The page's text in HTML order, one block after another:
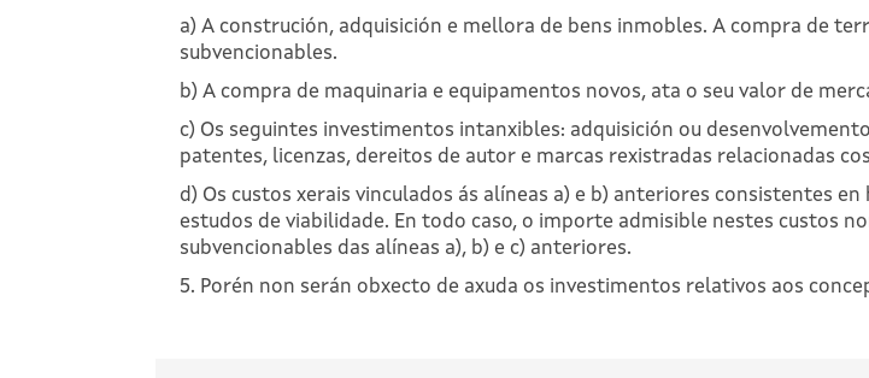
a) A construción, adquisición e mellora de bens inmobles. A compra de
subvencionables.
b) A compra de maquinaria e equipamentos novos, ata o seu valor de
c) Os seguintes investimentos intanxibles: adquisición ou
patentes, licenzas, dereitos de autor e marcas rexistradas relacionadas
d) Os custos xerais vinculados ás alíneas a) e b) anteriores consistentes
estudos de viabilidade. En todo caso, o importe admisible nestes custos
subvencionables das alíneas a), b) e c) anteriores.
5. Porén non serán obxecto de axuda os investimentos relativos aos